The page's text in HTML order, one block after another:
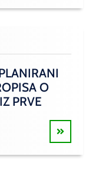
O
PRVE